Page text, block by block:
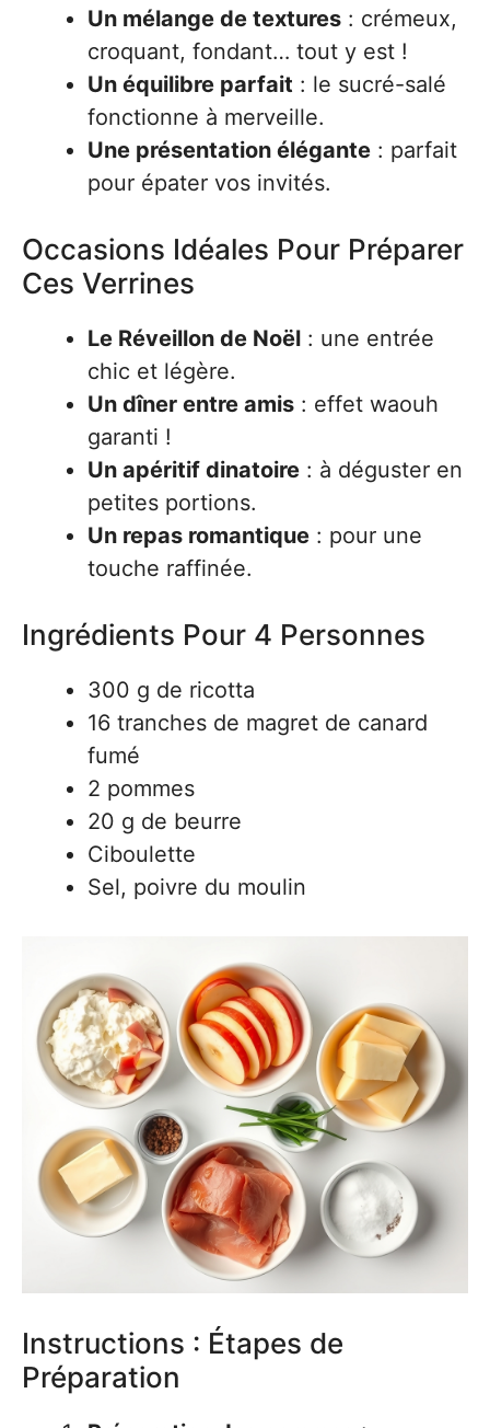
Un mélange de textures : crémeux,
croquant, fondant… tout y est !
Un équilibre parfait : le sucré-salé
fonctionne à merveille.
Une présentation élégante : parfait
pour épater vos invités.
Occasions Idéales Pour Préparer
Ces Verrines
Le Réveillon de Noël : une entrée
chic et légère.
Un dîner entre amis : effet waouh
garanti !
Un apéritif dinatoire : à déguster en
petites portions.
Un repas romantique : pour une
touche raffinée.
Ingrédients Pour 4 Personnes
300 g de ricotta
16 tranches de magret de canard
fumé
2 pommes
20 g de beurre
Ciboulette
Sel, poivre du moulin
Instructions : Étapes de
Préparation